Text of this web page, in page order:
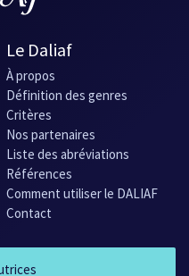
Le Daliaf
À propos
Définition des genres
Critères
Nos partenaires
Liste des abréviations
Références
Comment utiliser le DALIAF
Contact